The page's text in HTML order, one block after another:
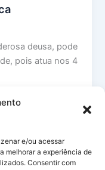
e/ou acessar
melhorar a experiência de
Consentir com
deusa, pode
pois atua nos 4
X
ai
l
ai
l